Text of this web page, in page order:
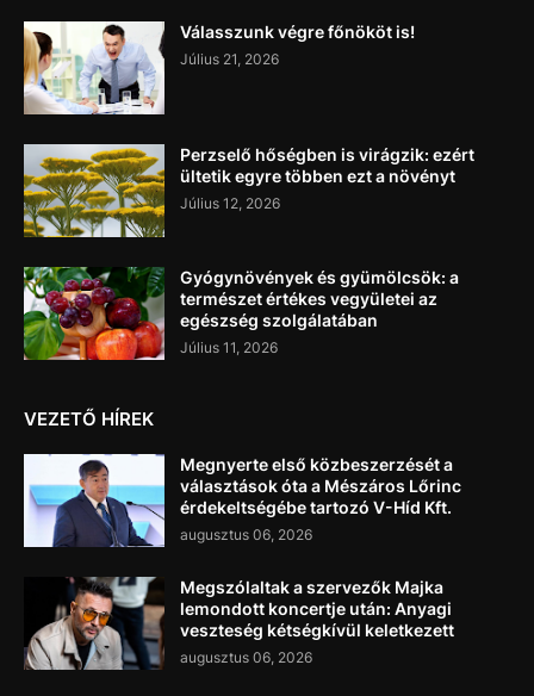
Válasszunk végre főnököt is!
Július 21, 2026
Perzselő hőségben is virágzik: ezért
ültetik egyre többen ezt a növényt
Július 12, 2026
Gyógynövények és gyümölcsök: a
természet értékes vegyületei az
egészség szolgálatában
Július 11, 2026
VEZETŐ HÍREK
Megnyerte első közbeszerzését a
választások óta a Mészáros Lőrinc
érdekeltségébe tartozó V-Híd Kft.
augusztus 06, 2026
Megszólaltak a szervezők Majka
lemondott koncertje után: Anyagi
veszteség kétségkívül keletkezett
augusztus 06, 2026